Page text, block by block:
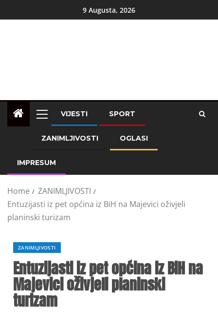
9 Augusta, 2026
VIJESTI SPORT
ZANIMLJIVOSTI OGLASI
IMPRESUM
Home
ZANIMLJIVOSTI
Entuzijasti iz pet općina iz BiH na Majevici oživjeli
planinski turizam
ZANIMLJIVOSTI
Entuzijasti iz pet općina iz BiH na
Majevici oživjeli planinski
turizam